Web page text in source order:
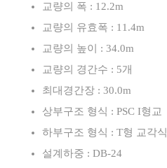
교량의 폭 : 12.2m
교량의 유효폭 : 11.4m
교량의 높이 : 34.0m
교량의 경간수 : 5개
최대경간장 : 30.0m
상부구조 형식 : PSC I형교
하부구조 형식 : T형 교각식
설계하중 : DB-24